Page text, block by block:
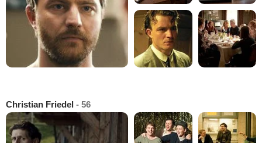
Christian Friedel - 56